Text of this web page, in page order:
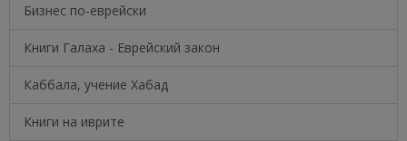
Бизнес по-еврейски
Книги Галаха - Еврейский закон
Каббала, учение Хабад
Книги на иврите